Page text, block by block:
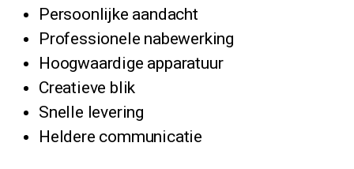
Persoonlijke aandacht
Professionele nabewerking
Hoogwaardige apparatuur
Creatieve blik
Snelle levering
Heldere communicatie